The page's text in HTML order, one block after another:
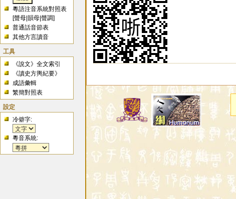
粵語注音系統對照表
[聲母 |韻母 |聲調]
普通話音節表
其他方言讀音
工具
《說文》全文索引
《讀史方輿紀要》
成語彙輯
繁簡對照表
設定
冷僻字:
粵音系統: